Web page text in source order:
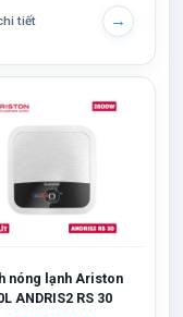
tiết →
nóng lạnh Ariston
ANDRIS2 RS 30